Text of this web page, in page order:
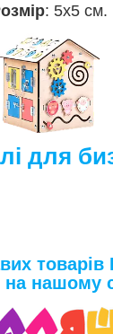
: 5х5 см.
для
на нашому